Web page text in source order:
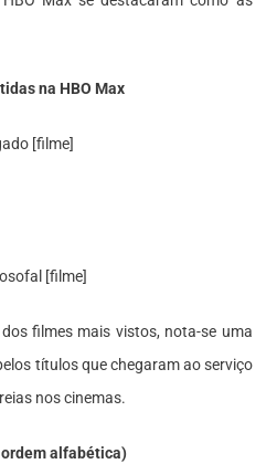
na HBO Max
[filme]
[filme]
filmes mais vistos, nota-se uma
títulos que chegaram ao serviço
nos cinemas.
alfabética)